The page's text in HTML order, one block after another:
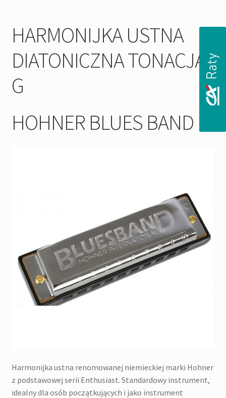
HARMONIJKA USTNA
DIATONICZNA TONACJA
G
HOHNER BLUES BAND
Harmonijka ustna renomowanej niemieckiej marki Hohner
z podstawowej serii Enthusiast. Standardowy instrument,
idealny dla osób początkujących i jako instrument